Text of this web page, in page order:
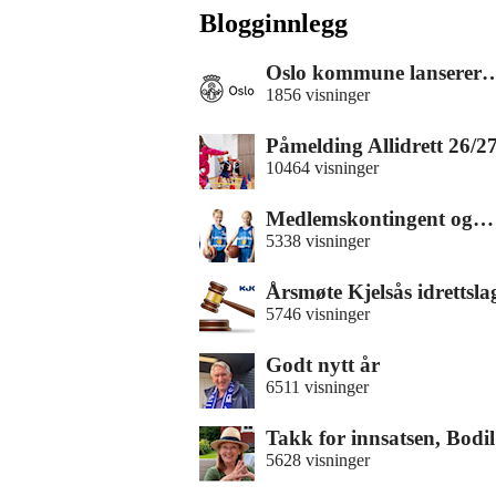
Blogginnlegg
Oslo kommune
1856 visninger
Påmelding Allidrett 26/
10464 visninger
Medlemskontingent og…
5338 visninger
Årsmøte Kjelsås
5746 visninger
Godt nytt år
6511 visninger
Takk for innsatsen,
5628 visninger